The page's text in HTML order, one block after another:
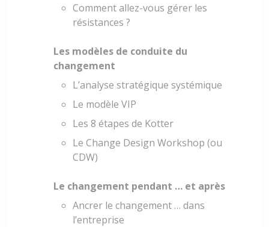
Comment allez-vous gérer les
résistances ?
Les modèles de conduite du
changement
L’analyse stratégique systémique
Le modèle VIP
Les 8 étapes de Kotter
Le Change Design Workshop (ou
CDW)
Le changement pendant … et après
Ancrer le changement … dans
l’entreprise